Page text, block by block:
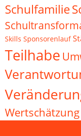
Schulfamilie
Skills Sponsorenlauf
Teilhabe
Wertschätzung